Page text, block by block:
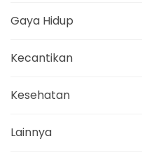
Gaya Hidup
Kecantikan
Kesehatan
Lainnya